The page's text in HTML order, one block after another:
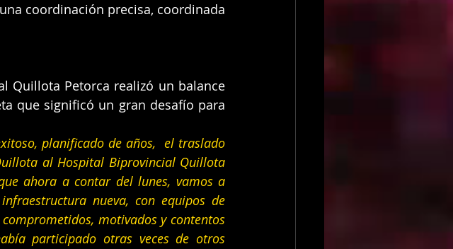
coordinación precisa, coordinada
Quillota Petorca realizó un balance
que significó un gran desafío para
planificado de años,  el traslado
al Hospital Biprovincial Quillota
ahora a contar del lunes, vamos a
nueva, con equipos de
motivados y contentos
participado otras veces de otros